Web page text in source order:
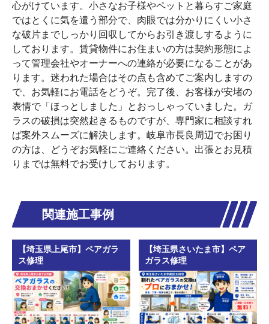
心がけています。小さなお子様やペットと暮らすご家庭
ではとくに気を遣う部分で、肉眼では分かりにくい小さ
な破片までしっかり回収してからお引き渡しするように
しております。賃貸物件にお住まいの方は契約形態によ
って管理会社やオーナーへの連絡が必要になることがあ
ります。迷われた場合はその点も含めてご案内しますの
で、お気軽にお電話をどうぞ。完了後、お客様が安堵の
表情で「ほっとしました」とおっしゃっていました。ガ
ラスの破損は突然起きるものですが、専門家に相談すれ
ば案外スムーズに解決します。岐阜市長良周辺でお困り
の方は、どうぞお気軽にご連絡ください。出張とお見積
りまでは無料でお受けしております。
関連施工事例
【埼玉県上尾市】ペアガラ
ス修理
【埼玉県さいたま市】ペア
ガラス修理